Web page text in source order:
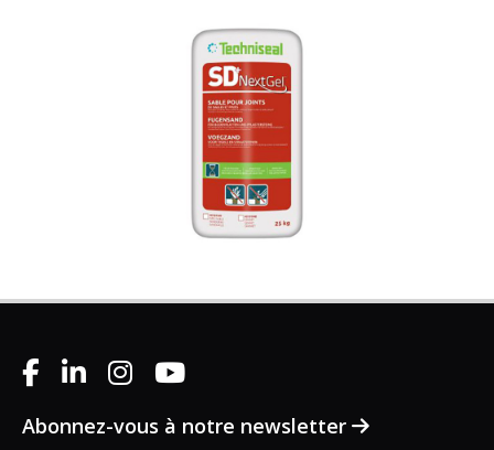
Abonnez-vous à notre newsletter